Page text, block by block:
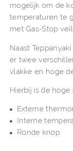
mogelijk om de
temperaturen te
met Gas-Stop
Naast
er twee
vlakke en hoge
Hierbij is de hoge
Externe
Interne
Ronde knop